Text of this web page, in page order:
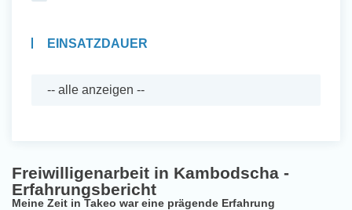
EINSATZDAUER
Freiwilligenarbeit in Kambodscha -
Erfahrungsbericht
Meine Zeit in Takeo war eine prägende Erfahrung